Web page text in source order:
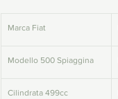
Marca Fiat
Modello 500 Spiaggina
Cilindrata 499cc